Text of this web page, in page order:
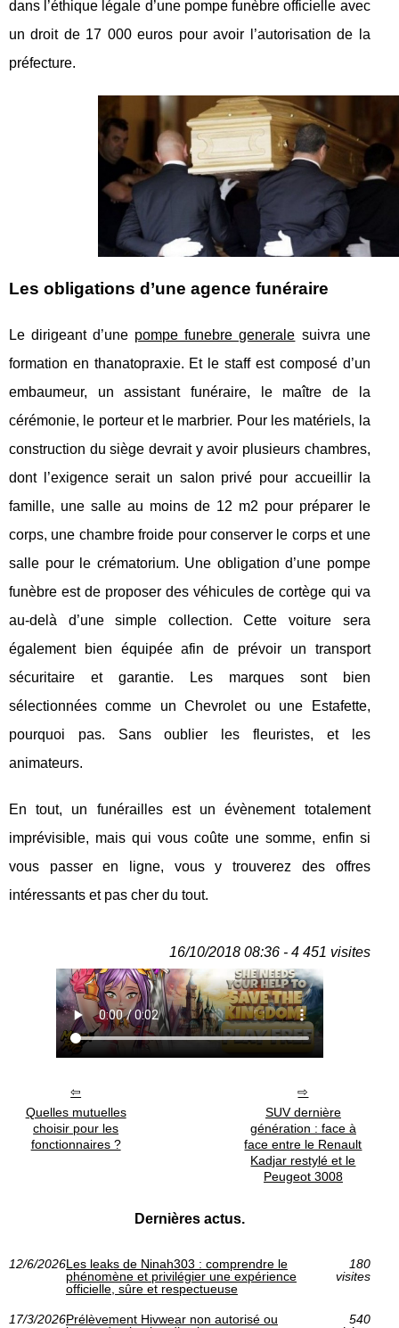
dans l’éthique légale d’une pompe funèbre officielle avec
un droit de 17 000 euros pour avoir l’autorisation de la
préfecture.
Les obligations d’une agence funéraire
Le dirigeant d’une pompe funebre generale suivra une
formation en thanatopraxie. Et le staff est composé d’un
embaumeur, un assistant funéraire, le maître de la
cérémonie, le porteur et le marbrier. Pour les matériels, la
construction du siège devrait y avoir plusieurs chambres,
dont l’exigence serait un salon privé pour accueillir la
famille, une salle au moins de 12 m2 pour préparer le
corps, une chambre froide pour conserver le corps et une
salle pour le crématorium. Une obligation d’une pompe
funèbre est de proposer des véhicules de cortège qui va
au-delà d’une simple collection. Cette voiture sera
également bien équipée afin de prévoir un transport
sécuritaire et garantie. Les marques sont bien
sélectionnées comme un Chevrolet ou une Estafette,
pourquoi pas. Sans oublier les fleuristes, et les
animateurs.
En tout, un funérailles est un évènement totalement
imprévisible, mais qui vous coûte une somme, enfin si
vous passer en ligne, vous y trouverez des offres
intéressants et pas cher du tout.
16/10/2018 08:36 - 4 451 visites
Quelles mutuelles
choisir pour les
fonctionnaires ?
SUV dernière
génération : face à
face entre le Renault
Kadjar restylé et le
Peugeot 3008
Dernières actus.
12/6/2026Les leaks de Ninah303 : comprendre le
phénomène et privilégier une expérience
officielle, sûre et respectueuse
180
visites
17/3/2026Prélèvement Hivwear non autorisé ou
540